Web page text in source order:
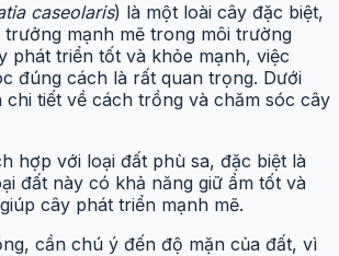
caseolaris) là một loài cây đặc biệt,
mạnh mẽ trong môi trường
phát triển tốt và khỏe mạnh, việc
đúng cách là rất quan trọng. Dưới
chi tiết về cách trồng và chăm sóc cây
hợp với loại đất phù sa, đặc biệt là
đất này có khả năng giữ ẩm tốt và
cây phát triển mạnh mẽ.
cần chú ý đến độ mặn của đất, vì